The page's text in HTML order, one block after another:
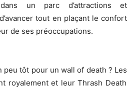
un parc d’attractions et
tout en plaçant le confort
de ses préoccupations.
peu tôt pour un wall of death ? Les
royalement et leur Thrash Death